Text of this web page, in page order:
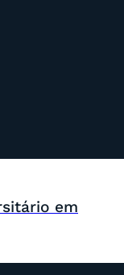
em